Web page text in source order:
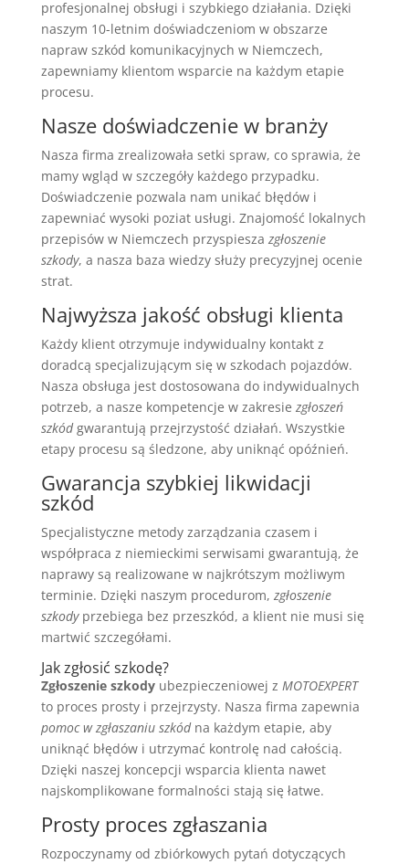
profesjonalnej obsługi i szybkiego działania. Dzięki
naszym 10-letnim doświadczeniom w obszarze
napraw szkód komunikacyjnych w Niemczech,
zapewniamy klientom wsparcie na każdym etapie
procesu.
Nasze doświadczenie w branży
Nasza firma zrealizowała setki spraw, co sprawia, że
mamy wgląd w szczegóły każdego przypadku.
Doświadczenie pozwala nam unikać błędów i
zapewniać wysoki poziat usługi. Znajomość lokalnych
przepisów w Niemczech przyspiesza zgłoszenie
szkody, a nasza baza wiedzy służy precyzyjnej ocenie
strat.
Najwyższa jakość obsługi klienta
Każdy klient otrzymuje indywidualny kontakt z
doradcą specjalizującym się w szkodach pojazdów.
Nasza obsługa jest dostosowana do indywidualnych
potrzeb, a nasze kompetencje w zakresie zgłoszeń
szkódgwarantują przejrzystość działań. Wszystkie
etapy procesu są śledzone, aby uniknąć opóźnień.
Gwarancja szybkiej likwidacji
szkód
Specjalistyczne metody zarządzania czasem i
współpraca z niemieckimi serwisami gwarantują, że
naprawy są realizowane w najkrótszym możliwym
terminie. Dzięki naszym procedurom, zgłoszenie
szkodyprzebiega bez przeszkód, a klient nie musi się
martwić szczegółami.
Jak zgłosić szkodę?
Zgłoszenie szkodyubezpieczeniowej z MOTOEXPERT
to proces prosty i przejrzysty. Nasza firma zapewnia
pomoc w zgłaszaniu szkódna każdym etapie, aby
uniknąć błędów i utrzymać kontrolę nad całością.
Dzięki naszej koncepcji wsparcia klienta nawet
najskomplikowane formalności stają się łatwe.
Prosty proces zgłaszania
Rozpoczynamy od zbiórkowych pytań dotyczących